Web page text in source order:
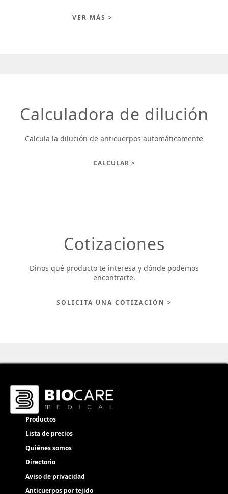
VER MÁS >
Cotizaciones
Dinos qué producto te interesa y dónde podemos
encontrarte.
SOLICITA UNA COTIZACIÓN >
Calculadora de dilución
Calcula la dilución de anticuerpos automáticamente
CALCULAR >
Productos
Lista de precios
Quiénes somos
Directorio
Aviso de privacidad
Anticuerpos por tejido